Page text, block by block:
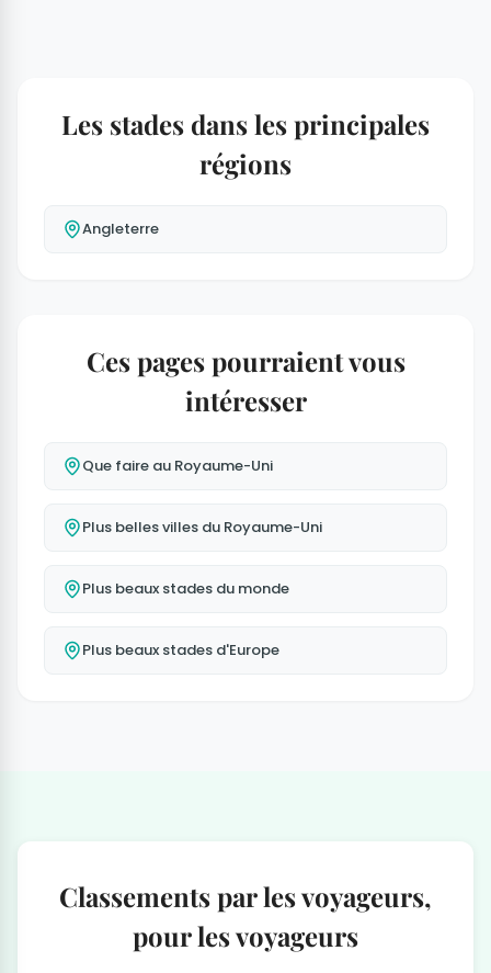
Les stades dans les principales
régions
Angleterre
Ces pages pourraient vous
intéresser
Que faire au Royaume-Uni
Plus belles villes du Royaume-Uni
Plus beaux stades du monde
Plus beaux stades d'Europe
Classements par les voyageurs,
pour les voyageurs